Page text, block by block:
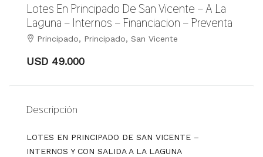
Lotes En Principado De San Vicente – A La
Laguna – Internos – Financiacion – Preventa
Principado, Principado, San Vicente
USD 49.000
Descripción
LOTES EN PRINCIPADO DE SAN VICENTE –
INTERNOS Y CON SALIDA A LA LAGUNA